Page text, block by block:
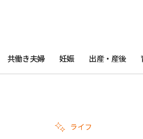
共働き夫婦 妊娠 出産・産後
ライフ